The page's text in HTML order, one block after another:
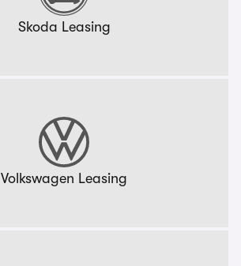
Skoda Leasing
Volkswagen Leasing